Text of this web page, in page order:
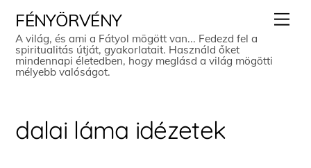
content
FÉNYÖRVÉNY
A világ, és ami a Fátyol mögött van... Fedezd fel a
spiritualitás útját, gyakorlatait. Használd őket
mindennapi életedben, hogy meglásd a világ mögötti
mélyebb valóságot.
dalai láma idézetek